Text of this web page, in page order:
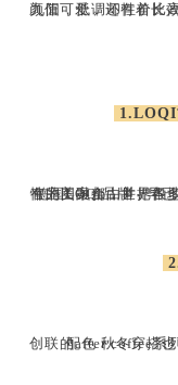
1.LOQI
创联的after coffee系列，将咖啡渣